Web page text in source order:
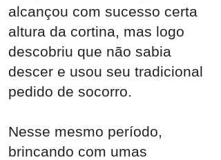
alcançou com sucesso certa
altura da cortina, mas logo
descobriu que não sabia
descer e usou seu tradicional
pedido de socorro.
Nesse mesmo período,
brincando com umas